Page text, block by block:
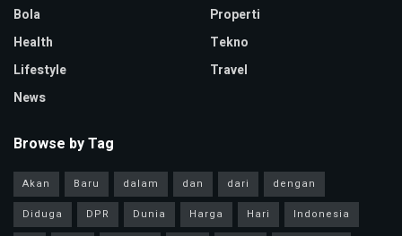
Bola
Health
Lifestyle
News
Properti
Tekno
Travel
Browse by Tag
Akan Baru dalam dan dari
dengan
Diduga
DPR Dunia Harga Hari
Indonesia